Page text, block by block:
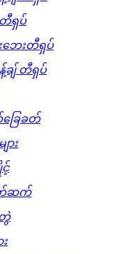
တီရှပ်
းဘေးတီရှပ်
ချ် တီရှပ်
ခြေခတ်
ား
က်ဆက်
တွဲ